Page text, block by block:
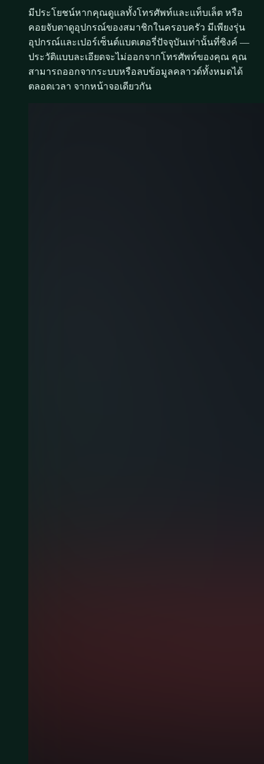
มีประโยชน์หากคุณดูแลทั้งโทรศัพท์และแท็บเล็ต หรือ
คอยจับตาดูอุปกรณ์ของสมาชิกในครอบครัว มีเพียงรุ่น
อุปกรณ์และเปอร์เซ็นต์แบตเตอรี่ปัจจุบันเท่านั้นที่ซิงค์ —
ประวัติแบบละเอียดจะไม่ออกจากโทรศัพท์ของคุณ คุณ
สามารถออกจากระบบหรือลบข้อมูลคลาวด์ทั้งหมดได้
ตลอดเวลา จากหน้าจอเดียวกัน